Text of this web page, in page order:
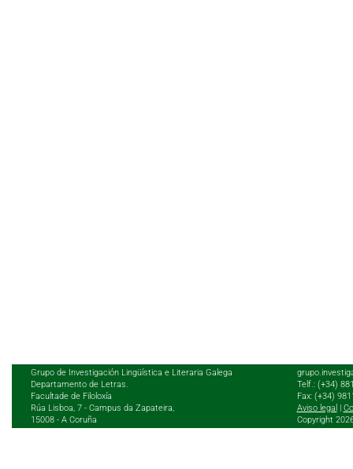
Grupo de Investigación Lingüística e Literaria Galega
Departamento de Letras.
Facultade de Filoloxía
Rúa Lisboa, 7 - Campus da Zapateira,
15008 - A Coruña
Telf.: (+34)
Fax: (+34)
Aviso legal
Copyright